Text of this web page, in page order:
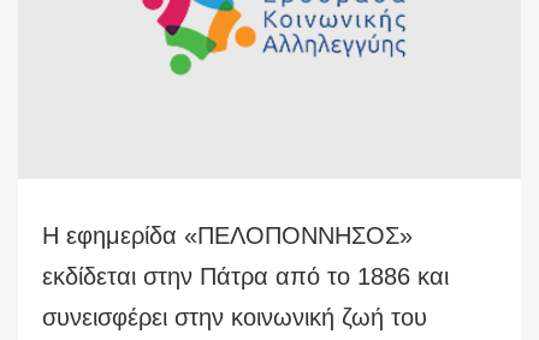
Η εφημερίδα «ΠΕΛΟΠΟΝΝΗΣΟΣ»
εκδίδεται στην Πάτρα από το 1886 και
συνεισφέρει στην κοινωνική ζωή του